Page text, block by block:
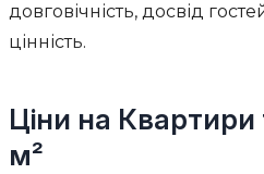
довговічність, досвід
цінність.
Ціни на Квартири
м²